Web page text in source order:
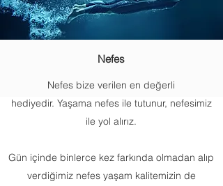
Nefes
Nefes bize verilen en değerli
hediyedir. Yaşama nefes ile tutunur, nefesimiz
ile yol alırız.
Gün içinde binlerce kez farkında olmadan alıp
verdiğimiz nefes yaşam kalitemizin de